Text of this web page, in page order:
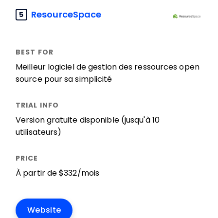
5 ResourceSpace
Meilleur logiciel de gestion des ressources open
source pour sa simplicité
Version gratuite disponible (jusqu'à 10
utilisateurs)
À partir de $332/mois
Website